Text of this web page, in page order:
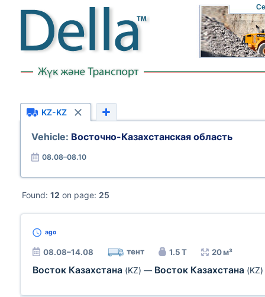
KZ-KZ
Vehicle: Восточно-Казахстанская область
08.08–08.10
Found: 12 on page: 25
ago
08.08–14.08 тент 1.5 Т 20 м³
Восток Казахстана (KZ) — Восток Казахстана (KZ)